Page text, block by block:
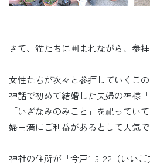
さて、猫たちに囲まれながら、参拝
女性たちが次々と参拝していくこ
神話で初めて結婚した夫婦の神様
「いざなみのみこと」を祀ってい
婦円満にご利益があるとして人気で
神社の住所が「今戸1-5-22（いい